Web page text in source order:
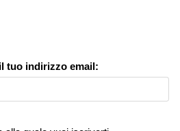
tuo indirizzo email: